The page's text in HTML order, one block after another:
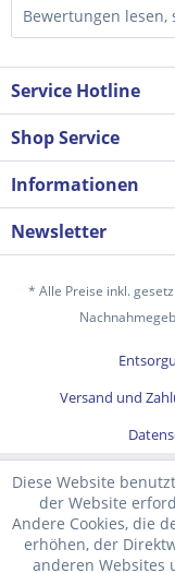
Ich habe die
Mit *
Bewertungen
Service Hotline
Shop Service
Informationen
Newsletter
* Alle Preise inkl.
Versand und
Diese Website
der Website
Andere Cookies, die
erhöhen, der
anderen Websites